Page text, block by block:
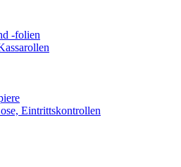
-folien
Eintrittskontrollen